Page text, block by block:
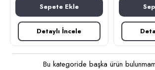
Sepete Ekle
Detaylı İncele
Bu kategoride başka ürün